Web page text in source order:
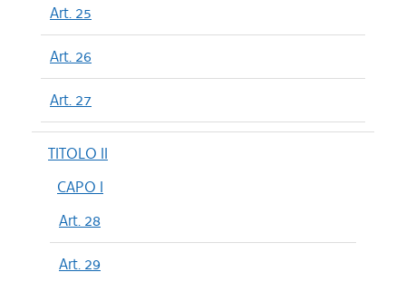
Art. 25
Art. 26
Art. 27
TITOLO II
CAPO I
Art. 28
Art. 29